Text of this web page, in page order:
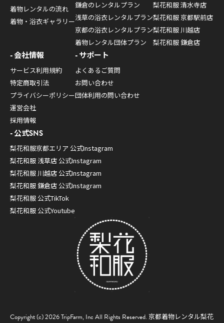
Copyright (c) 2026 TripFarm, Inc All Rights Reserved. 京都着物レンタル梨花
着物レンタルの流れ
着物・浴衣ギャラリー
鎌倉のレンタルプラン
浅草の浴衣レンタルプラン
京都の浴衣レンタルプラン
着物レンタル団体プラン
梨花和服 清水寺店
梨花和服 京都駅前店
梨花和服 川越店
梨花和服 鎌倉店
会社情報
サービス利用規約
特定商取引法
プライバシーポリシー
運営会社
採用情報
サポート
よくあるご質問
お問い合わせ
団体利用の問い合わせ
公式SNS
梨花和服京都エリア 公式Instagram
梨花和服 浅草店 公式Instagram
梨花和服 川越店 公式Instagram
梨花和服 鎌倉店 公式Instagram
梨花和服 公式TikTok
梨花和服 公式Youtube